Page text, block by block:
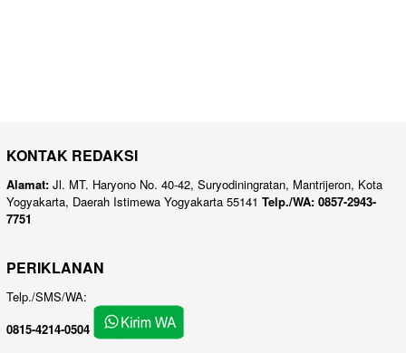
KONTAK REDAKSI
Alamat: Jl. MT. Haryono No. 40-42, Suryodiningratan, Mantrijeron, Kota
Yogyakarta, Daerah Istimewa Yogyakarta 55141 Telp./WA: 0857-2943-
7751
PERIKLANAN
Telp./SMS/WA:
0815-4214-0504